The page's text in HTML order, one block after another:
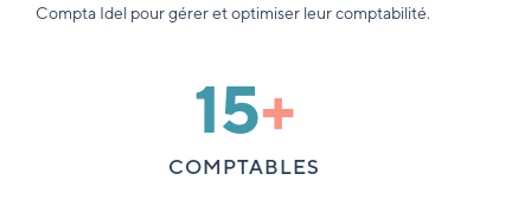
Compta Idel pour gérer et optimiser leur comptabilité.
COMPTABLES
15+